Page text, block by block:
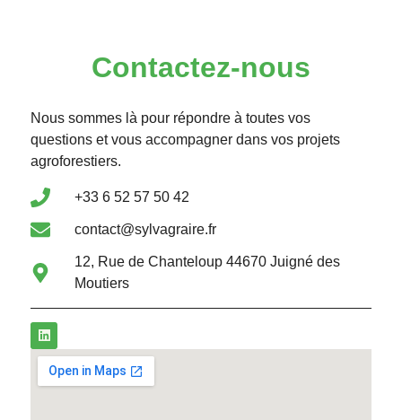
Contactez-nous
Nous sommes là pour répondre à toutes vos
questions et vous accompagner dans vos projets
agroforestiers.
+33 6 52 57 50 42
contact@sylvagraire.fr
12, Rue de Chanteloup 44670 Juigné des
Moutiers